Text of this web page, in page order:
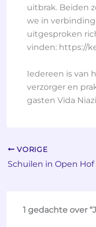
uitbrak. Beiden
we in
uitgesproken
vinden: https://
Iedereen is van
verzorger en
gasten Vida
VORIGE
1 gedachte over